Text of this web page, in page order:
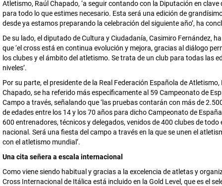
Atletismo, Raúl Chapado, ‘a seguir contando con la Diputación en clave
para todo lo que estimes necesario. Esta será una edición de
desde ya estamos preparando la celebración del siguiente año’, ha
De su lado, el diputado de Cultura y Ciudadanía, Casimiro Fernández,
que ‘el cross está en continua evolución y mejora, gracias al diálogo
los clubes y el ámbito del atletismo. Se trata de un club para todas las
niveles’.
Por su parte, el presidente de la Real Federación Española de Atletismo,
Chapado, se ha referido más específicamente al 59 Campeonato de
Campo a través, señalando que ‘las pruebas contarán con más de
de edades entre los 14 y los 70 años para dicho Campeonato de
600 entrenadores, técnicos y delegados, venidos de 400 clubes de todo
nacional. Será una fiesta del campo a través en la que se unen el
con el atletismo mundial’.
Una cita señera a escala internacional
Como viene siendo habitual y gracias a la excelencia de atletas y
Cross Internacional de Itálica está incluido en la Gold Level, que es el